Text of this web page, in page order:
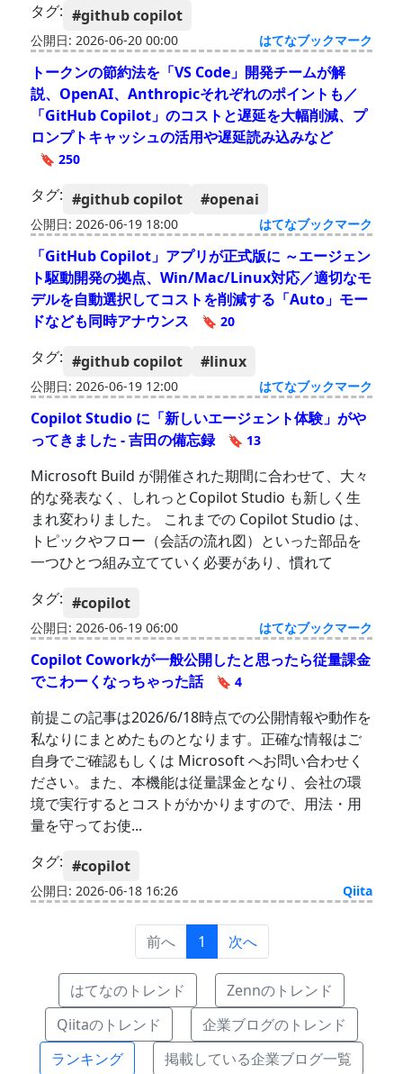
タグ: #github copilot
公開日: 2026-06-20 00:00 はてなブックマーク
トークンの節約法を「VS Code」開発チームが解
説、OpenAI、Anthropicそれぞれのポイントも／
「GitHub Copilot」のコストと遅延を大幅削減、プ
ロンプトキャッシュの活用や遅延読み込みなど
🔖 250
タグ: #github copilot #openai
公開日: 2026-06-19 18:00 はてなブックマーク
「GitHub Copilot」アプリが正式版に ～エージェン
ト駆動開発の拠点、Win/Mac/Linux対応／適切なモ
デルを自動選択してコストを削減する「Auto」モー
ドなども同時アナウンス
🔖 20
タグ: #github copilot #linux
公開日: 2026-06-19 12:00 はてなブックマーク
Copilot Studio に「新しいエージェント体験」がや
ってきました - 吉田の備忘録
🔖 13
Microsoft Build が開催された期間に合わせて、大々
的な発表なく、しれっとCopilot Studio も新しく生
まれ変わりました。 これまでの Copilot Studio は、
トピックやフロー（会話の流れ図）といった部品を
一つひとつ組み立てていく必要があり、慣れて
タグ: #copilot
公開日: 2026-06-19 06:00 はてなブックマーク
Copilot Coworkが一般公開したと思ったら従量課金
でこわーくなっちゃった話
🔖 4
前提この記事は2026/6/18時点での公開情報や動作を
私なりにまとめたものとなります。正確な情報はご
自身でご確認もしくは Microsoft へお問い合わせく
ださい。また、本機能は従量課金となり、会社の環
境で実行するとコストがかかりますので、用法・用
量を守ってお使...
タグ: #copilot
公開日: 2026-06-18 16:26 Qiita
前へ 1 次へ
はてなのトレンド
Zennのトレンド
Qiitaのトレンド
企業ブログのトレンド
ランキング
掲載している企業ブログ一覧